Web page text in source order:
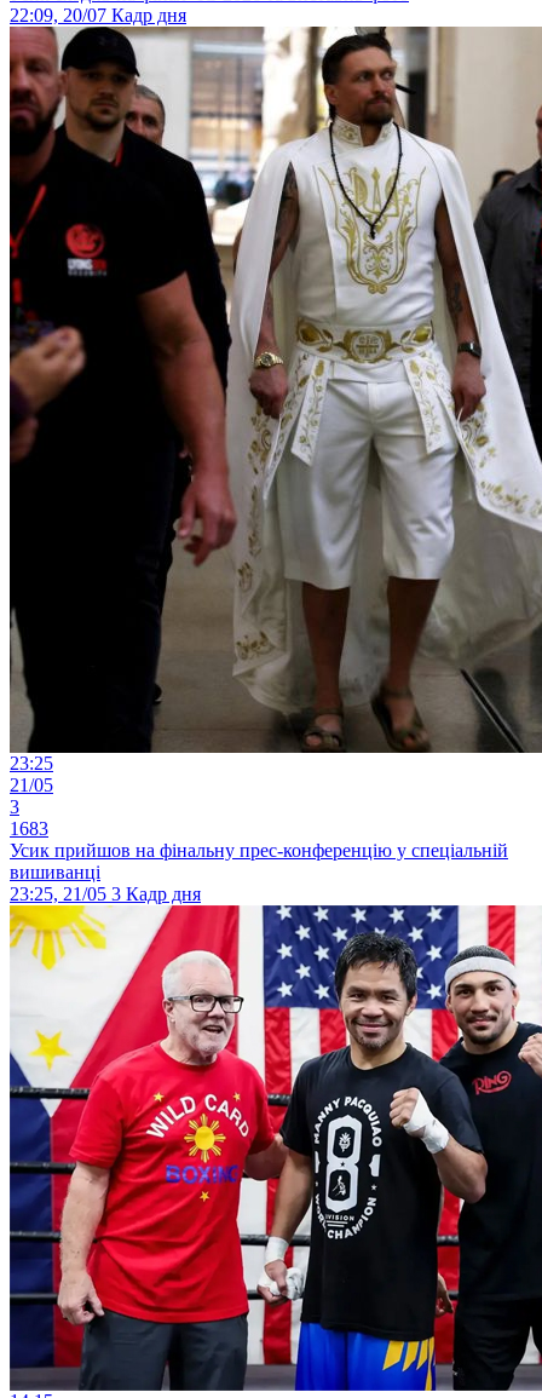
22:09, 20/07 Кадр дня
23:25
21/05
3
1683
Усик прийшов на фінальну прес-конференцію у спеціальній
вишиванці
23:25, 21/05 3 Кадр дня